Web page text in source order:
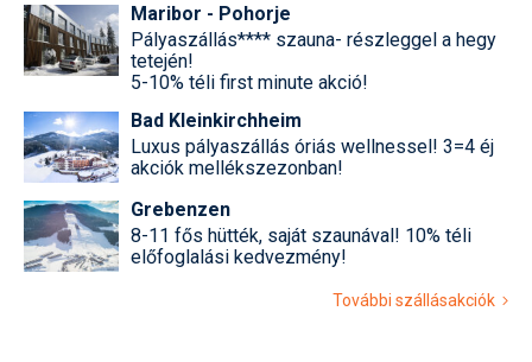
Maribor - Pohorje
Pályaszállás**** szauna- részleggel a hegy
tetején!
5-10% téli first minute akció!
Bad Kleinkirchheim
Luxus pályaszállás óriás wellnessel! 3=4 éj
akciók mellékszezonban!
Grebenzen
8-11 fős hütték, saját szaunával! 10% téli
előfoglalási kedvezmény!
További szállásakciók